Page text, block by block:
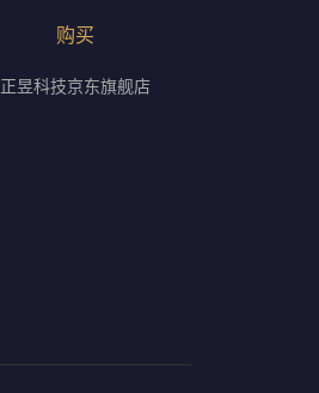
购买
正昱科技京东旗舰店